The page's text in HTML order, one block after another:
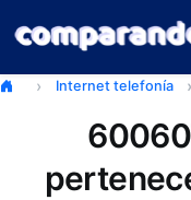
Internet telefonía